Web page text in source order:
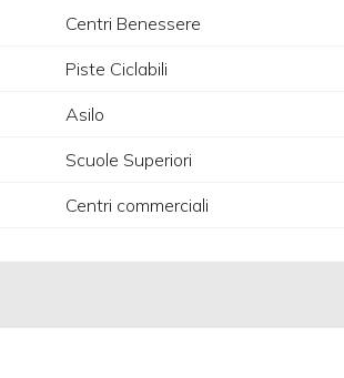
Centri Benessere
Piste Ciclabili
Asilo
Scuole Superiori
Centri commerciali